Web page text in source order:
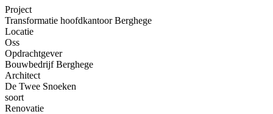
Project
Transformatie hoofdkantoor Berghege
Locatie
Oss
Opdrachtgever
Bouwbedrijf Berghege
Architect
De Twee Snoeken
soort
Renovatie